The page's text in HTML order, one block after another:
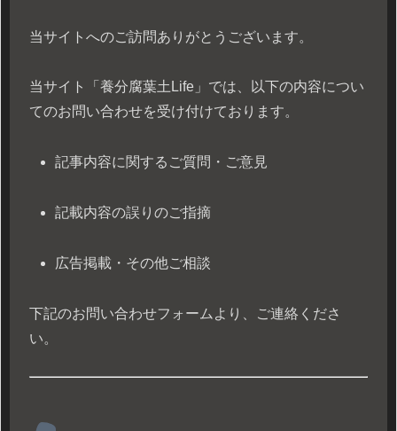
当サイトへのご訪問ありがとうございます。
当サイト「養分腐葉土Life」では、以下の内容につい
てのお問い合わせを受け付けております。
記事内容に関するご質問・ご意見
記載内容の誤りのご指摘
広告掲載・その他ご相談
下記のお問い合わせフォームより、ご連絡くださ
い。